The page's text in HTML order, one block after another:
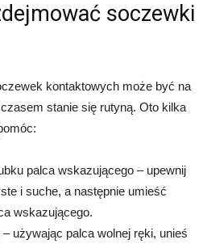
soczewki
kontaktowych może być na
stanie się rutyną. Oto kilka
palca wskazującego – upewnij
i suche, a następnie umieść
wskazującego.
używając palca wolnej ręki, unieś